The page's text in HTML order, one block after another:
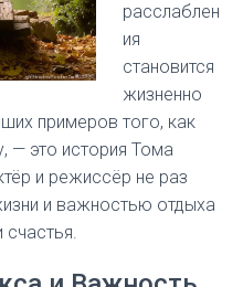
расслаблен
ия
становится
жизненно
примеров того, как
— это история Тома
и режиссёр не раз
и важностью отдыха